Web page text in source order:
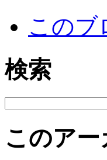
このブ
検索
このア